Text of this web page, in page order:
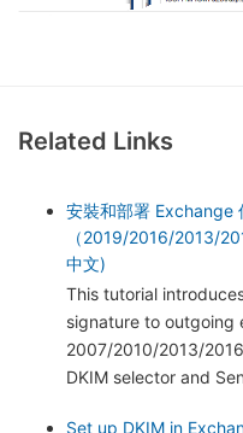
Related Links
安裝和部署 Exchange
（2019/2016/2013/
中文)
This tutorial
signature to outgoing
2007/2010/2013/
DKIM selector and
Set up DKIM in